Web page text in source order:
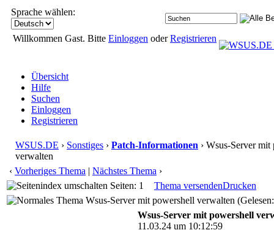
Sprache wählen:
Willkommen Gast. Bitte Einloggen oderRegistrieren
Übersicht
Hilfe
Suchen
Einloggen
Registrieren
WSUS.DE › Sonstiges › Patch-Informationen › Wsus-Server
verwalten
‹ Vorheriges Thema | Nächstes Thema ›
Seiten: 1
Thema versendenDrucken
Wsus-Server mit powershell verwalten
Wsus-Server mit powershell
11.03.24 um 10:12:59